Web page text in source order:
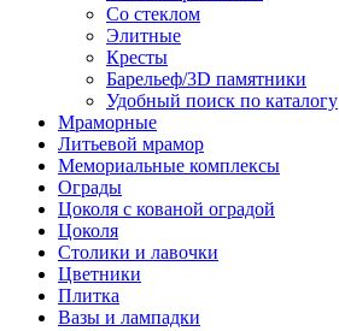
Со стеклом
Элитные
Кресты
Барельеф/3D памятники
Удобный поиск по каталогу
Мраморные
Литьевой мрамор
Мемориальные комплексы
Ограды
Цоколя с кованой оградой
Цоколя
Столики и лавочки
Цветники
Плитка
Вазы и лампадки